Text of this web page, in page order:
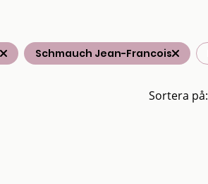
Schmauch Jean-Francois
Sortera på: